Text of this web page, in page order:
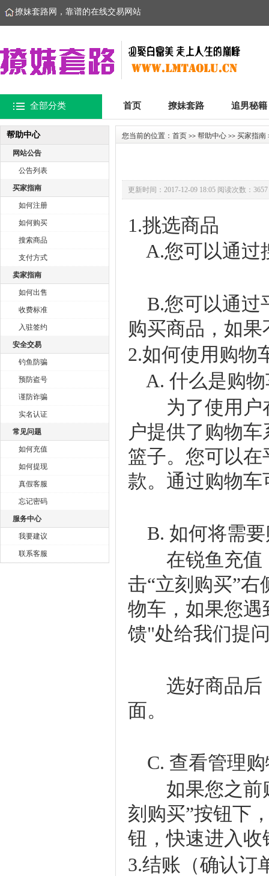
撩妹套路网，靠谱的在线交易网站
全部分类 首页 撩妹套路 追男秘籍
帮助中心
网站公告
公告列表
买家指南
如何注册
如何购买
搜索商品
支付方式
卖家指南
如何出售
收费标准
入驻签约
安全交易
钓鱼防骗
预防盗号
谨防诈骗
实名认证
常见问题
如何充值
如何提现
真假客服
忘记密码
服务中心
我要建议
联系客服
您当前的位置： 首页 >> 帮助中心 >> 买家指南
更新时间：2017-12-09 18:05 阅读次数：3657
1.挑选商品
A.您可以通过
B.您可以通过
购买商品，如
2.如何使用购物
A. 什么是购物
为了使用户在
户提供了购物
篮子。您可以
款。通过购物
B. 如何将需要
在锐鱼充值，
击“立刻购买”
物车，如果您
馈"处给我们提
选好商品后，
面。
C. 查看管理购
如果您之前购
刻购买”按钮下
钮，快速进入收
3.结账（确认订